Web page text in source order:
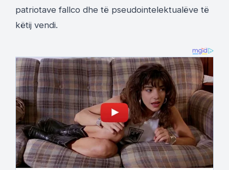
patriotave fallco dhe të pseudointelektualëve të
këtij vendi.